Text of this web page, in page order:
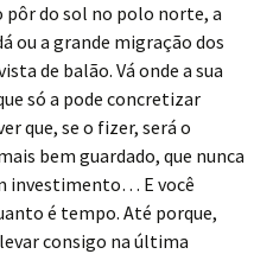
pôr do sol no polo norte, a
ou a grande migração dos
de balão. Vá onde a sua
só a pode concretizar
que, se o fizer, será o
bem guardado, que nunca
investimento… E você
é tempo. Até porque,
consigo na última